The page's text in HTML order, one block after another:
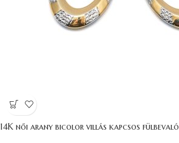
14K női arany bicolor villás kapcsos fülbevaló